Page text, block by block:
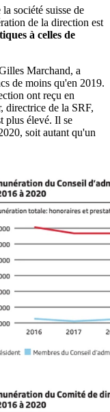
société suisse de
de la direction est
à celles de
Marchand, a
de moins qu'en 2019.
ont reçu en
directrice de la SRF,
plus élevé. Il se
soit autant qu'un